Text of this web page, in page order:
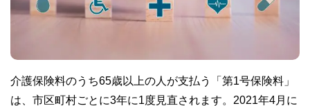
介護保険料のうち65歳以上の人が支払う「第1号保険料」
は、市区町村ごとに3年に1度見直されます。2021年4月に